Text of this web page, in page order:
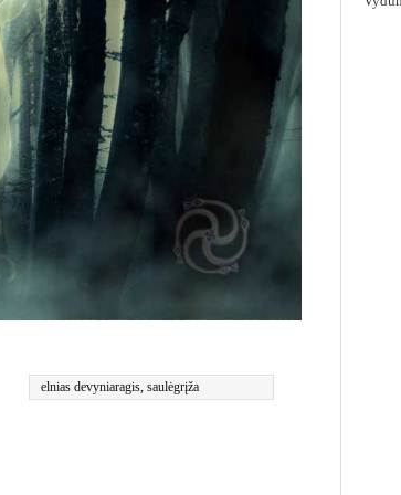
elnias devyniaragis, saulėgrįža